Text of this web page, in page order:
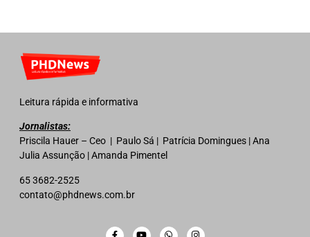
Leitura rápida e informativa
Jornalistas:
Priscila Hauer – Ceo | Paulo Sá | Patrícia Domingues | Ana
Julia Assunção | Amanda Pimentel
65 3682-2525
contato@phdnews.com.br